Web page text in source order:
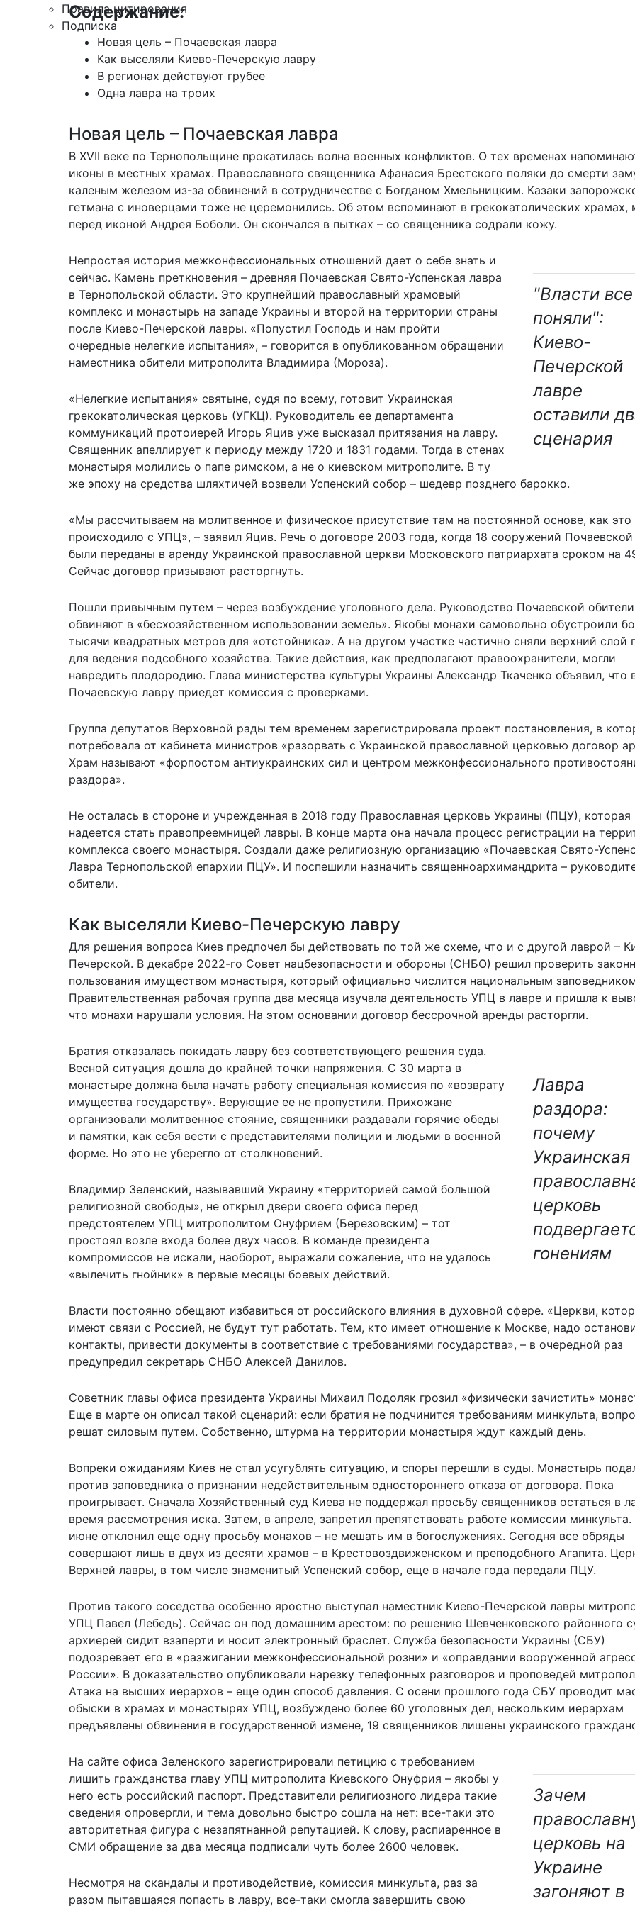
Правила цитирования
Подписка
Содержание:
Новая цель – Почаевская лавра
Как выселяли Киево-Печерскую лавру
В регионах действуют грубее
Одна лавра на троих
Новая цель – Почаевская лавра
В XVII веке по Тернопольщине прокатилась волна военных конфликтов. О тех временах
иконы в местных храмах. Православного священника Афанасия Брестского поляки до смерти
каленым железом из-за обвинений в сотрудничестве с Богданом Хмельницким. Казаки
гетмана с иноверцами тоже не церемонились. Об этом вспоминают в грекокатолических храмах,
перед иконой Андрея Боболи. Он скончался в пытках – со священника содрали кожу.
"Власти все
поняли":
Киево-
Печерской
лавре
оставили
сценария
Непростая история межконфессиональных отношений дает о себе знать и
сейчас. Камень преткновения – древняя Почаевская Свято-Успенская лавра
в Тернопольской области. Это крупнейший православный храмовый
комплекс и монастырь на западе Украины и второй на территории страны
после Киево-Печерской лавры. «Попустил Господь и нам пройти
очередные нелегкие испытания», – говорится в опубликованном обращении
наместника обители митрополита Владимира (Мороза).
«Нелегкие испытания» святыне, судя по всему, готовит Украинская
грекокатолическая церковь (УГКЦ). Руководитель ее департамента
коммуникаций протоиерей Игорь Яцив уже высказал притязания на лавру.
Священник апеллирует к периоду между 1720 и 1831 годами. Тогда в стенах
монастыря молились о папе римском, а не о киевском митрополите. В ту
же эпоху на средства шляхтичей возвели Успенский собор – шедевр позднего барокко.
«Мы рассчитываем на молитвенное и физическое присутствие там на постоянной основе, как это
происходило с УПЦ», – заявил Яцив. Речь о договоре 2003 года, когда 18 сооружений
были переданы в аренду Украинской православной церкви Московского патриархата сроком на
Сейчас договор призывают расторгнуть.
Пошли привычным путем – через возбуждение уголовного дела. Руководство Почаевской обители
обвиняют в «бесхозяйственном использовании земель». Якобы монахи самовольно обустроили
тысячи квадратных метров для «отстойника». А на другом участке частично сняли верхний слой
для ведения подсобного хозяйства. Такие действия, как предполагают правоохранители, могли
навредить плодородию. Глава министерства культуры Украины Александр Ткаченко объявил, что
Почаевскую лавру приедет комиссия с проверками.
Группа депутатов Верховной рады тем временем зарегистрировала проект постановления, в
потребовала от кабинета министров «разорвать с Украинской православной церковью договор
Храм называют «форпостом антиукраинских сил и центром межконфессионального
раздора».
Не осталась в стороне и учрежденная в 2018 году Православная церковь Украины (ПЦУ), которая
надеется стать правопреемницей лавры. В конце марта она начала процесс регистрации на
комплекса своего монастыря. Создали даже религиозную организацию «Почаевская Свято-
Лавра Тернопольской епархии ПЦУ». И поспешили назначить священноархимандрита –
обители.
Как выселяли Киево-Печерскую лавру
Для решения вопроса Киев предпочел бы действовать по той же схеме, что и с другой лаврой –
Печерской. В декабре 2022-го Совет нацбезопасности и обороны (СНБО) решил проверить
пользования имуществом монастыря, который официально числится национальным
Правительственная рабочая группа два месяца изучала деятельность УПЦ в лавре и пришла к
что монахи нарушали условия. На этом основании договор бессрочной аренды расторгли.
Лавра
раздора:
почему
Украинская
церковь
гонениям
Братия отказалась покидать лавру без соответствующего решения суда.
Весной ситуация дошла до крайней точки напряжения. С 30 марта в
монастыре должна была начать работу специальная комиссия по «возврату
имущества государству». Верующие ее не пропустили. Прихожане
организовали молитвенное стояние, священники раздавали горячие обеды
и памятки, как себя вести с представителями полиции и людьми в военной
форме. Но это не уберегло от столкновений.
Владимир Зеленский, называвший Украину «территорией самой большой
религиозной свободы», не открыл двери своего офиса перед
предстоятелем УПЦ митрополитом Онуфрием (Березовским) – тот
простоял возле входа более двух часов. В команде президента
компромиссов не искали, наоборот, выражали сожаление, что не удалось
«вылечить гнойник» в первые месяцы боевых действий.
Власти постоянно обещают избавиться от российского влияния в духовной сфере. «Церкви,
имеют связи с Россией, не будут тут работать. Тем, кто имеет отношение к Москве, надо
контакты, привести документы в соответствие с требованиями государства», – в очередной раз
предупредил секретарь СНБО Алексей Данилов.
Советник главы офиса президента Украины Михаил Подоляк грозил «физически зачистить»
Еще в марте он описал такой сценарий: если братия не подчинится требованиям минкульта,
решат силовым путем. Собственно, штурма на территории монастыря ждут каждый день.
Вопреки ожиданиям Киев не стал усугублять ситуацию, и споры перешли в суды. Монастырь
против заповедника о признании недействительным одностороннего отказа от договора. Пока
проигрывает. Сначала Хозяйственный суд Киева не поддержал просьбу священников остаться в
время рассмотрения иска. Затем, в апреле, запретил препятствовать работе комиссии
июне отклонил еще одну просьбу монахов – не мешать им в богослужениях. Сегодня все обряды
совершают лишь в двух из десяти храмов – в Крестовоздвиженском и преподобного Агапита.
Верхней лавры, в том числе знаменитый Успенский собор, еще в начале года передали ПЦУ.
Против такого соседства особенно яростно выступал наместник Киево-Печерской лавры
УПЦ Павел (Лебедь). Сейчас он под домашним арестом: по решению Шевченковского районного
архиерей сидит взаперти и носит электронный браслет. Служба безопасности Украины (СБУ)
подозревает его в «разжигании межконфессиональной розни» и «оправдании вооруженной
России». В доказательство опубликовали нарезку телефонных разговоров и проповедей
Атака на высших иерархов – еще один способ давления. С осени прошлого года СБУ проводит
обыски в храмах и монастырях УПЦ, возбуждено более 60 уголовных дел, нескольким иерархам
предъявлены обвинения в государственной измене, 19 священников лишены украинского
Зачем
церковь на
Украине
загоняют в
На сайте офиса Зеленского зарегистрировали петицию с требованием
лишить гражданства главу УПЦ митрополита Киевского Онуфрия – якобы у
него есть российский паспорт. Представители религиозного лидера такие
сведения опровергли, и тема довольно быстро сошла на нет: все-таки это
авторитетная фигура с незапятнанной репутацией. К слову, распиаренное в
СМИ обращение за два месяца подписали чуть более 2600 человек.
Несмотря на скандалы и противодействие, комиссия минкульта, раз за
разом пытавшаяся попасть в лавру, все-таки смогла завершить свою